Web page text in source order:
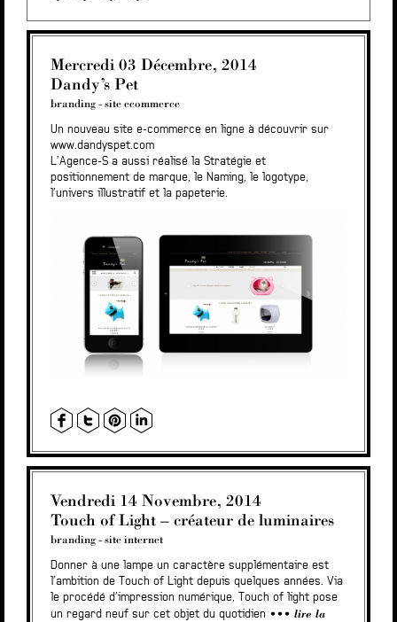
Mercredi 03 Décembre, 2014
Dandy’s Pet
branding - site ecommerce
Un nouveau site e-commerce en ligne à découvrir sur
www.dandyspet.com
L’Agence-S a aussi réalisé la Stratégie et
positionnement de marque, le Naming, le logotype,
l’univers illustratif et la papeterie.
Vendredi 14 Novembre, 2014
Touch of Light – créateur de luminaires
branding - site internet
Donner à une lampe un caractère supplémentaire est
l’ambition de Touch of Light depuis quelques années. Via
le procédé d’impression numérique, Touch of light pose
un regard neuf sur cet objet du quotidien
lire la